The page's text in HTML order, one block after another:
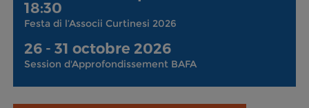
18:30
Festa di l’Associi Curtinesi 2026
26 - 31 octobre 2026
Session d'Approfondissement BAFA